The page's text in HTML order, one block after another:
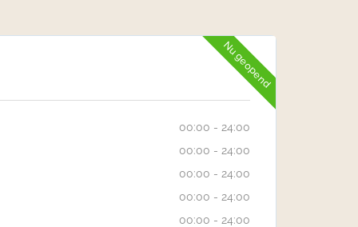
Nu geopend
00:00 - 24:00
00:00 - 24:00
00:00 - 24:00
00:00 - 24:00
00:00 - 24:00